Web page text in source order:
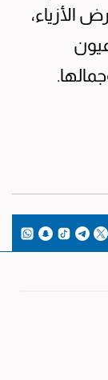
الأزياء،